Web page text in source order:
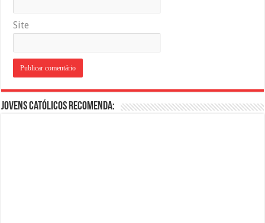
Site
Jovens Católicos Recomenda: